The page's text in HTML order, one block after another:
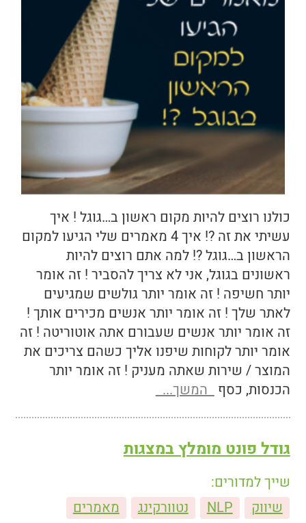
בריאות
תזונה
טיפולים
עיסוי
כולנו רוצים להיות מקום ראשון ב…גוגל ! איך
עשיתי את זה ?! איך 4 מאמרים שלי הגיעו למקום
הראשון ב…גוגל ?! למה אתם רוצים להיות
ראשונים בגוגל, אני לא צריך להסביר ! זה אומר
יותר חשיפה ! זה אומר יותר גולשים שמגיעים
לאתר שלך ! זה אומר יותר אנשים מכירים אותך !
זה אומר יותר אנשים שעבורם אתה אוטוריטה ! זה
אומר יותר לקוחות שיפנו אליך כשהם צריכים את
המוצר / שירות שאתה מעניק ! זה אומר יותר
הכנסות, כסף המשך...
גודל פונט מומלץ במצגות
שייך למדורים:
שיווק
NLP נטוורקינג
מאמרים